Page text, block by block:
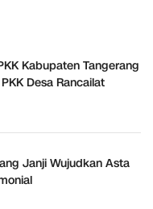
Kabupaten Tangerang
Desa Rancailat
Janji Wujudkan Asta